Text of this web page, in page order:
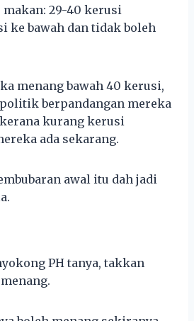
29-40 kerusi
ke bawah dan tidak boleh
menang bawah 40 kerusi,
berpandangan mereka
kurang kerusi
ada sekarang.
awal itu dah jadi
PH tanya, takkan